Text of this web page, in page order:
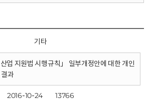
기타
산업 지원법 시행규칙」 일부개정안에 대한 개인
과
2016-10-24 13766